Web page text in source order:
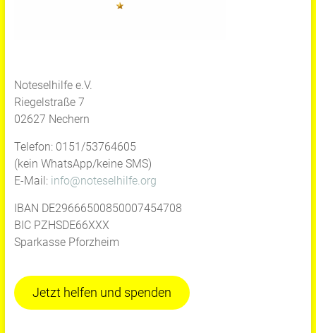
Noteselhilfe e.V.
Riegelstraße 7
02627 Nechern
Telefon: 0151/53764605
(kein WhatsApp/keine SMS)
E-Mail: info@noteselhilfe.org
IBAN DE29666500850007454708
BIC PZHSDE66XXX
Sparkasse Pforzheim
Jetzt helfen und spenden